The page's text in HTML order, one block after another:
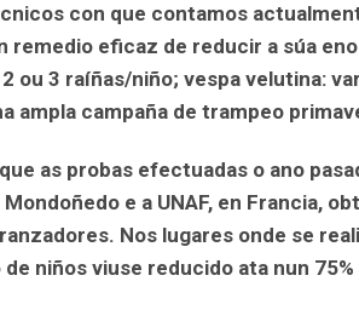
con que contamos
remedio eficaz de reducir a súa
ou 3 raíñas/niño; vespa velutina:
ampla campaña de trampeo
as probas efectuadas o ano
e a UNAF, en Francia,
Nos lugares onde se
niños viuse reducido ata nun